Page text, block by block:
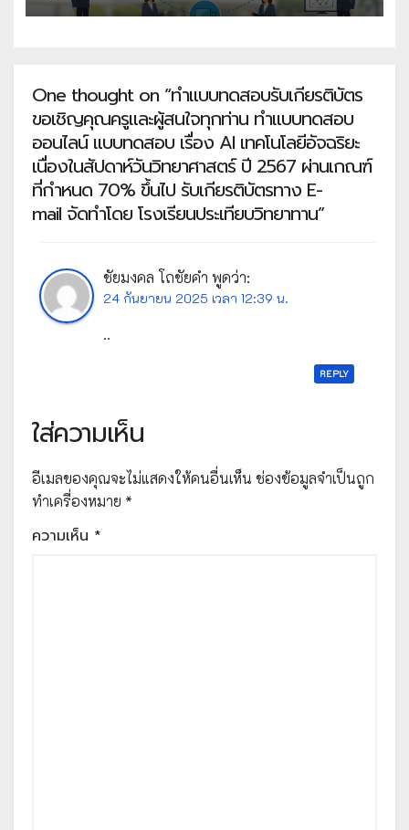
One thought on “ทำแบบทดสอบรับเกียรติบัตร
ขอเชิญคุณครูและผู้สนใจทุกท่าน ทำแบบทดสอบ
ออนไลน์ แบบทดสอบ เรื่อง AI เทคโนโลยีอัจฉริยะ
เนื่องในสัปดาห์วันวิทยาศาสตร์ ปี 2567 ผ่านเกณฑ์
ที่กำหนด 70% ขึ้นไป รับเกียรติบัตรทาง E-
mail จัดทำโดย โรงเรียนประเทียบวิทยาทาน”
ชัยมงคล โถชัยคำ พูดว่า:
24 กันยายน 2025 เวลา 12:39 น.
..
REPLY
ใส่ความเห็น
อีเมลของคุณจะไม่แสดงให้คนอื่นเห็น ช่องข้อมูลจำเป็นถูก
ทำเครื่องหมาย *
ความเห็น *